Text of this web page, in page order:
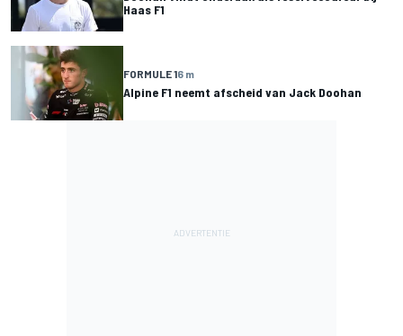
Haas F1
FORMULE 16 m
Alpine F1 neemt afscheid van Jack Doohan